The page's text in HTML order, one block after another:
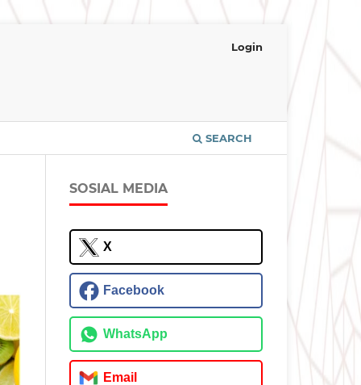
SEARCH
Login
SOSIAL MEDIA
X
Facebook
WhatsApp
Email